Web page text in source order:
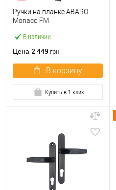
В наличии
Ручки на планке ABARO
Monaco FM
антрацит
Цена 2 449 грн.
В корзину
Купить в 1 клик